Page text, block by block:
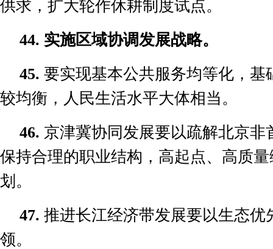
供求，扩大轮作休耕制度试点。
44. 实施区域协调发展战略。
45. 要实现基本公共服务均等化，基
较均衡，人民生活水平大体相当。
46. 京津冀协同发展要以疏解北京非
保持合理的职业结构，高起点、高质
划。
47. 推进长江经济带发展要以生态优
领。